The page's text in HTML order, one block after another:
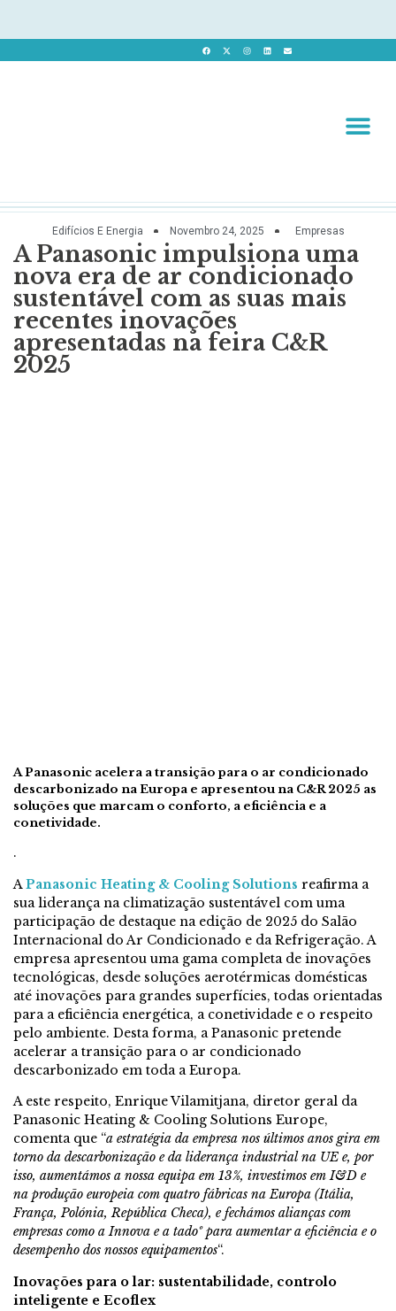
Edifícios E Energia Novembro 24, 2025 Empresas
A Panasonic impulsiona uma
nova era de ar condicionado
sustentável com as suas mais
recentes inovações
apresentadas na feira C&R
2025
A Panasonic acelera a transição para o ar condicionado
descarbonizado na Europa e apresentou na C&R 2025 as
soluções que marcam o conforto, a eficiência e a
conetividade.
.
APanasonic Heating & Cooling Solutions reafirma a
sua liderança na climatização sustentável com uma
participação de destaque na edição de 2025 do Salão
Internacional do Ar Condicionado e da Refrigeração. A
empresa apresentou uma gama completa de inovações
tecnológicas, desde soluções aerotérmicas domésticas
até inovações para grandes superfícies, todas orientadas
para a eficiência energética, a conetividade e o respeito
pelo ambiente. Desta forma, a Panasonic pretende
acelerar a transição para o ar condicionado
descarbonizado em toda a Europa.
A este respeito, Enrique Vilamitjana, diretor geral da
Panasonic Heating & Cooling Solutions Europe,
comenta que “a estratégia da empresa nos últimos anos gira em
torno da descarbonização e da liderança industrial na UE e, por
isso, aumentámos a nossa equipa em 13%, investimos em I&D e
na produção europeia com quatro fábricas na Europa (Itália,
França, Polónia, República Checa), e fechámos alianças com
empresas como a Innova e a tadoº para aumentar a eficiência e o
desempenho dos nossos equipamentos“.
Inovações para o lar: sustentabilidade, controlo
inteligente e Ecoflex